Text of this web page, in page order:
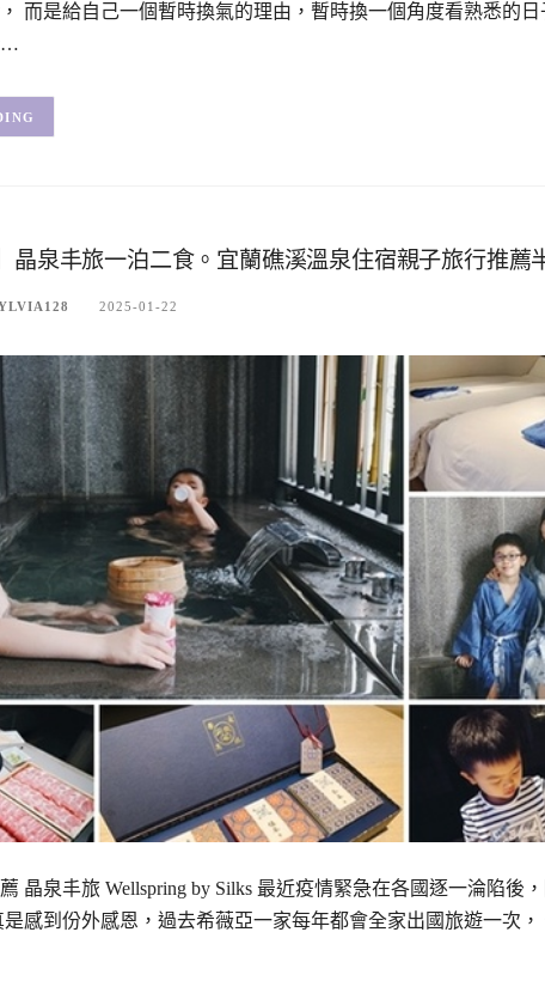
而是給自己一個暫時換氣的理由，暫時換一個角度看熟悉的
…
晶泉丰旅一泊二食。宜蘭礁溪溫泉住宿親子旅行推薦
2025-01-22
晶泉丰旅 Wellspring by Silks 最近疫情緊急在各國逐一淪陷後
是感到份外感恩，過去希薇亞一家每年都會全家出國旅遊一次